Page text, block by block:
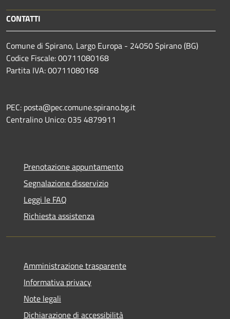
CONTATTI
Comune di Spirano, Largo Europa - 24050 Spirano (BG)
Codice Fiscale: 00711080168
Partita IVA: 00711080168
PEC: posta@pec.comune.spirano.bg.it
Centralino Unico: 035 4879911
Prenotazione appuntamento
Segnalazione disservizio
Leggi le FAQ
Richiesta assistenza
Amministrazione trasparente
Informativa privacy
Note legali
Dichiarazione di accessibilità